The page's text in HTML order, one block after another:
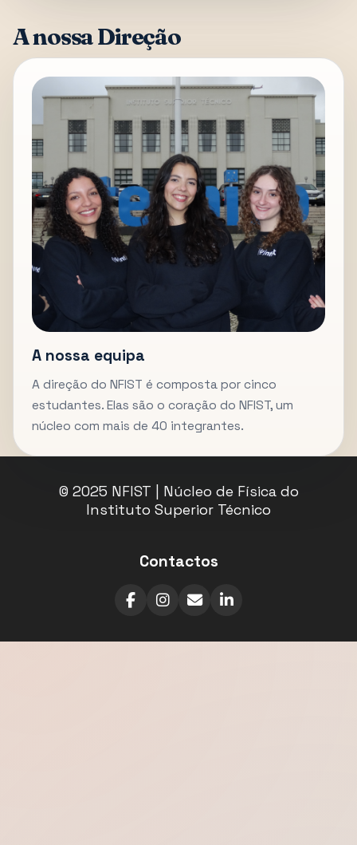
A nossa Direção
A nossa equipa
A direção do NFIST é composta por cinco
estudantes. Elas são o coração do NFIST, um
núcleo com mais de 40 integrantes.
© 2025 NFIST | Núcleo de Física do
Instituto Superior Técnico
Contactos